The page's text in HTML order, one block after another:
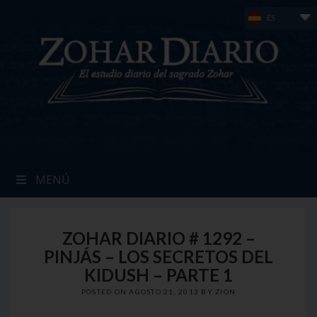
ES
MENÚ
ZOHAR DIARIO # 1292 –
PINJÁS – LOS SECRETOS DEL
KIDUSH – PARTE 1
POSTED ON AGOSTO 21, 2013 BY ZION